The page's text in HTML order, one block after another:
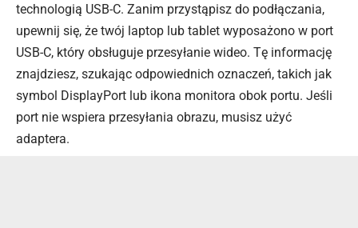
technologią USB-C. Zanim przystąpisz do podłączania,
upewnij się, że twój laptop lub tablet wyposażono w port
USB-C, który obsługuje przesyłanie wideo. Tę informację
znajdziesz, szukając odpowiednich oznaczeń, takich jak
symbol DisplayPort lub ikona monitora obok portu. Jeśli
port nie wspiera przesyłania obrazu, musisz użyć
adaptera.